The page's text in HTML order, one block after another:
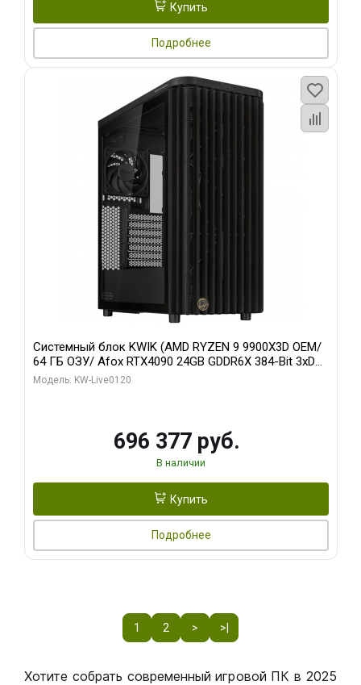
Купить
Подробнее
Системный блок KWIK (AMD RYZEN 9 9900X3D OEM/
64 ГБ ОЗУ/ Afox RTX4090 24GB GDDR6X 384-Bit 3xDP
HDMI ATX Turbo/ 1 ТБ SSD)
Модель: KW-Live0120
696 377 руб.
В наличии
Купить
Подробнее
1 2 > >|
Хотите собрать современный игровой ПК в 2025